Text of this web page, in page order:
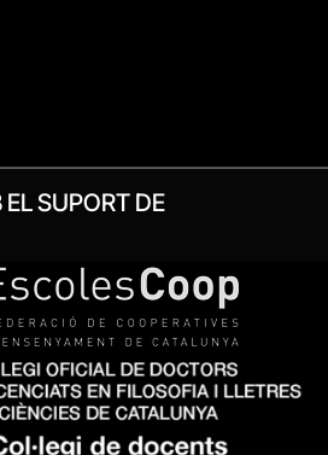
SUPORT DE